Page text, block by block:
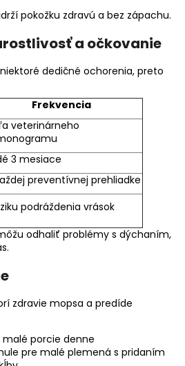
pokožku zdravú a bez zápachu.
a očkovanie
dedičné ochorenia, preto
Frekvencia
veterinárneho
3 mesiace
preventívnej prehliadke
podráždenia vrások
odhaliť problémy s dýchaním,
zdravie mopsa a predíde
malé porcie denne
pre malé plemená s pridaním